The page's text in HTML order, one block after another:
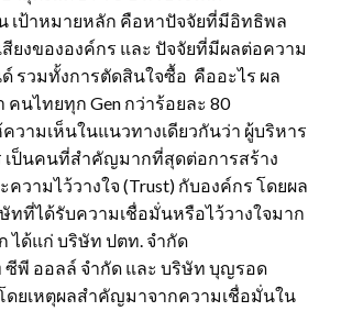
เป้าหมายหลัก คือหาปัจจัยที่มีอิทธิพล
ยงขององค์กร และ ปัจจัยที่มีผลต่อความ
รวมทั้งการตัดสินใจซื้อ คืออะไร ผล
คนไทยทุก Gen กว่าร้อยละ 80
ความเห็นในแนวทางเดียวกันว่า ผู้บริหาร
เป็นคนที่สำคัญมากที่สุดต่อการสร้าง
วามไว้วางใจ (Trust) กับองค์กร โดยผล
ทที่ได้รับความเชื่อมั่นหรือไว้วางใจมาก
ได้แก่ บริษัท ปตท. จำกัด
พี ออลล์ จำกัด และ บริษัท บุญรอด
ดยเหตุผลสำคัญมาจากความเชื่อมั่นใน